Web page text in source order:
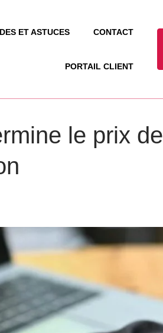
ET ASTUCES CONTACT
PORTAIL CLIENT
le prix de